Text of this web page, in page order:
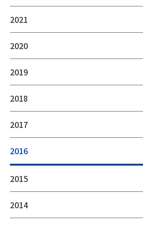
2021
2020
2019
2018
2017
2016
2015
2014